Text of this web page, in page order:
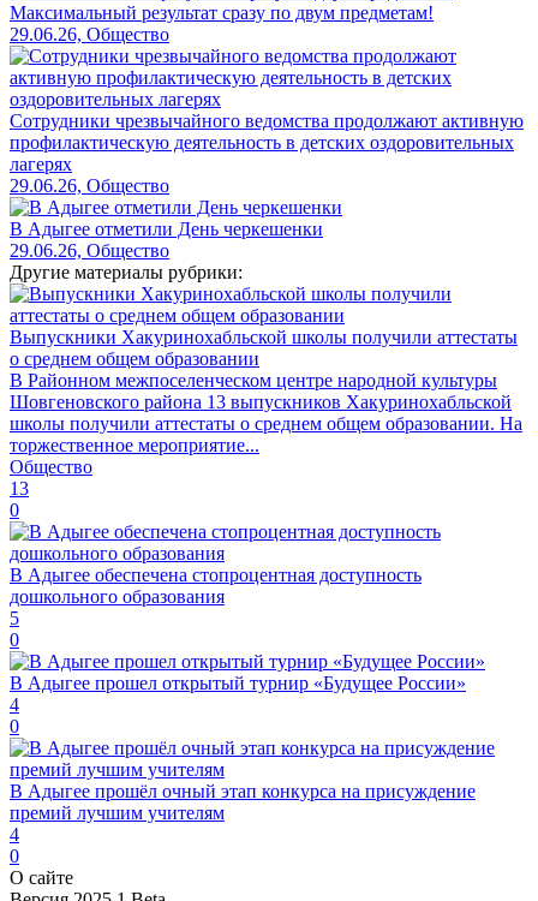
Максимальный результат сразу по двум предметам!
29.06.26, Общество
Сотрудники чрезвычайного ведомства продолжают активную
профилактическую деятельность в детских оздоровительных
лагерях
29.06.26, Общество
В Адыгее отметили День черкешенки
29.06.26, Общество
Другие материалы рубрики:
Выпускники Хакуринохабльской школы получили аттестаты
о среднем общем образовании
В Районном межпоселенческом центре народной культуры
Шовгеновского района 13 выпускников Хакуринохабльской
школы получили аттестаты о среднем общем образовании. На
торжественное мероприятие...
Общество
13
0
В Адыгее обеспечена стопроцентная доступность
дошкольного образования
5
0
В Адыгее прошел открытый турнир «Будущее России»
4
0
В Адыгее прошёл очный этап конкурса на присуждение
премий лучшим учителям
4
0
О сайте